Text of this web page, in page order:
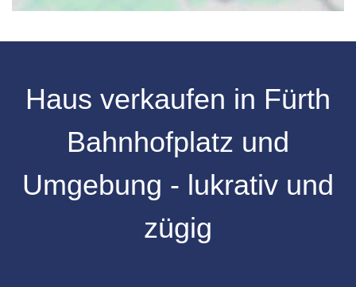
Haus verkaufen in Fürth
Bahnhofplatz und
Umgebung - lukrativ und
zügig